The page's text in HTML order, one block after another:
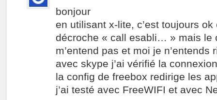
bonjour
en utilisant x-lite, c’est toujours
décroche « call esabli… » mais le
m’entend pas et moi je n’entends
avec skype j’ai vérifié la
la config de freebox redirige les
j’ai testé avec FreeWIFI et avec